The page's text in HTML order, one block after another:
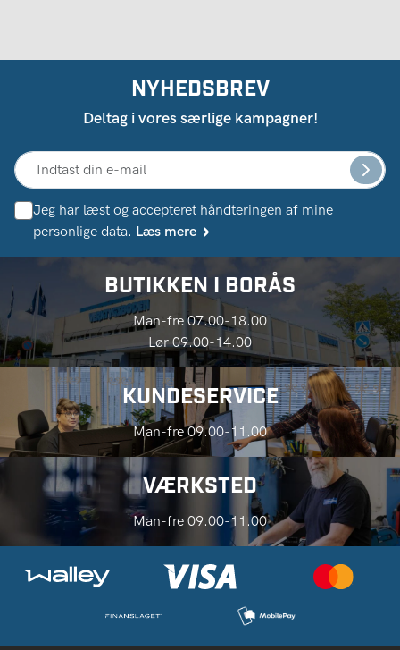
NYHEDSBREV
Deltag i vores særlige kampagner!
Jeg har læst og accepteret håndteringen af ​​mine
personlige data. Læs mere
BUTIKKEN I BORÅS
Man-fre 07.00-18.00
Lør 09.00-14.00
KUNDESERVICE
Man-fre 09.00-11.00
VÆRKSTED
Man-fre 09.00-11.00